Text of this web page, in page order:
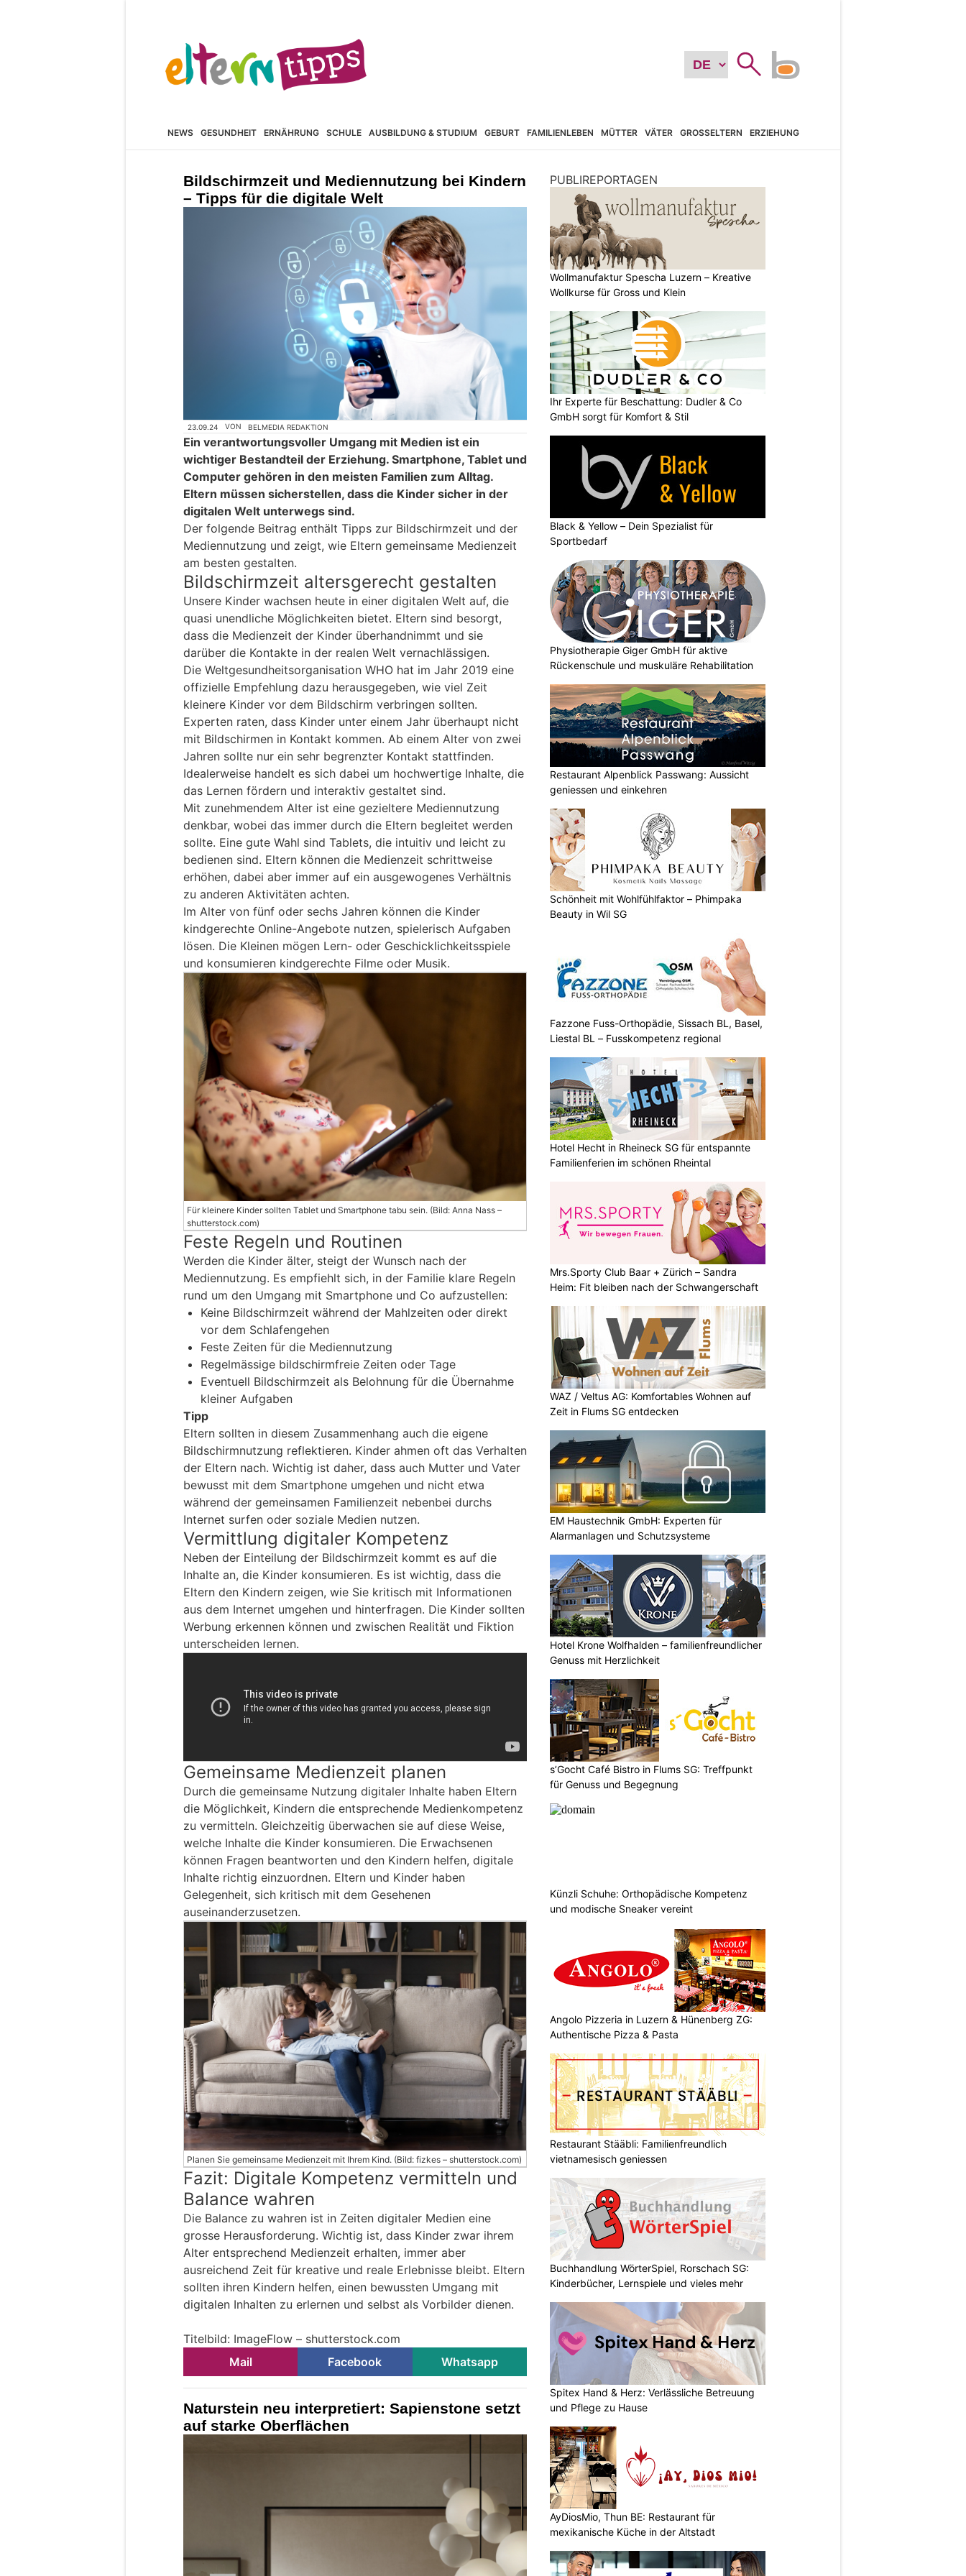
NEWS GESUNDHEIT ERNÄHRUNG SCHULE AUSBILDUNG & STUDIUM GEBURT FAMILIENLEBEN MÜTTER VÄTER GROSSELTERN ERZIEHUNG
Bildschirmzeit und Mediennutzung bei Kindern
– Tipps für die digitale Welt
23.09.24 VON BELMEDIA REDAKTION
Ein verantwortungsvoller Umgang mit Medien ist ein
wichtiger Bestandteil der Erziehung. Smartphone, Tablet und
Computer gehören in den meisten Familien zum Alltag.
Eltern müssen sicherstellen, dass die Kinder sicher in der
digitalen Welt unterwegs sind.
Der folgende Beitrag enthält Tipps zur Bildschirmzeit und der
Mediennutzung und zeigt, wie Eltern gemeinsame Medienzeit
am besten gestalten.
Bildschirmzeit altersgerecht gestalten
Unsere Kinder wachsen heute in einer digitalen Welt auf, die
quasi unendliche Möglichkeiten bietet. Eltern sind besorgt,
dass die Medienzeit der Kinder überhandnimmt und sie
darüber die Kontakte in der realen Welt vernachlässigen.
Die Weltgesundheitsorganisation WHO hat im Jahr 2019 eine
offizielle Empfehlung dazu herausgegeben, wie viel Zeit
kleinere Kinder vor dem Bildschirm verbringen sollten.
Experten raten, dass Kinder unter einem Jahr überhaupt nicht
mit Bildschirmen in Kontakt kommen. Ab einem Alter von zwei
Jahren sollte nur ein sehr begrenzter Kontakt stattfinden.
Idealerweise handelt es sich dabei um hochwertige Inhalte, die
das Lernen fördern und interaktiv gestaltet sind.
Mit zunehmendem Alter ist eine gezieltere Mediennutzung
denkbar, wobei das immer durch die Eltern begleitet werden
sollte. Eine gute Wahl sind Tablets, die intuitiv und leicht zu
bedienen sind. Eltern können die Medienzeit schrittweise
erhöhen, dabei aber immer auf ein ausgewogenes Verhältnis
zu anderen Aktivitäten achten.
Im Alter von fünf oder sechs Jahren können die Kinder
kindgerechte Online-Angebote nutzen, spielerisch Aufgaben
lösen. Die Kleinen mögen Lern- oder Geschicklichkeitsspiele
und konsumieren kindgerechte Filme oder Musik.
Für kleinere Kinder sollten Tablet und Smartphone tabu sein. (Bild: Anna Nass –
shutterstock.com)
Feste Regeln und Routinen
Werden die Kinder älter, steigt der Wunsch nach der
Mediennutzung. Es empfiehlt sich, in der Familie klare Regeln
rund um den Umgang mit Smartphone und Co aufzustellen:
Keine Bildschirmzeit während der Mahlzeiten oder direkt
vor dem Schlafengehen
Feste Zeiten für die Mediennutzung
Regelmässige bildschirmfreie Zeiten oder Tage
Eventuell Bildschirmzeit als Belohnung für die Übernahme
kleiner Aufgaben
Tipp
Eltern sollten in diesem Zusammenhang auch die eigene
Bildschirmnutzung reflektieren. Kinder ahmen oft das Verhalten
der Eltern nach. Wichtig ist daher, dass auch Mutter und Vater
bewusst mit dem Smartphone umgehen und nicht etwa
während der gemeinsamen Familienzeit nebenbei durchs
Internet surfen oder soziale Medien nutzen.
Vermittlung digitaler Kompetenz
Neben der Einteilung der Bildschirmzeit kommt es auf die
Inhalte an, die Kinder konsumieren. Es ist wichtig, dass die
Eltern den Kindern zeigen, wie Sie kritisch mit Informationen
aus dem Internet umgehen und hinterfragen. Die Kinder sollten
Werbung erkennen können und zwischen Realität und Fiktion
unterscheiden lernen.
Gemeinsame Medienzeit planen
Durch die gemeinsame Nutzung digitaler Inhalte haben Eltern
die Möglichkeit, Kindern die entsprechende Medienkompetenz
zu vermitteln. Gleichzeitig überwachen sie auf diese Weise,
welche Inhalte die Kinder konsumieren. Die Erwachsenen
können Fragen beantworten und den Kindern helfen, digitale
Inhalte richtig einzuordnen. Eltern und Kinder haben
Gelegenheit, sich kritisch mit dem Gesehenen
auseinanderzusetzen.
Planen Sie gemeinsame Medienzeit mit Ihrem Kind. (Bild: fizkes – shutterstock.com)
Fazit: Digitale Kompetenz vermitteln und
Balance wahren
Die Balance zu wahren ist in Zeiten digitaler Medien eine
grosse Herausforderung. Wichtig ist, dass Kinder zwar ihrem
Alter entsprechend Medienzeit erhalten, immer aber
ausreichend Zeit für kreative und reale Erlebnisse bleibt. Eltern
sollten ihren Kindern helfen, einen bewussten Umgang mit
digitalen Inhalten zu erlernen und selbst als Vorbilder dienen.
Titelbild: ImageFlow – shutterstock.com
Mail
Facebook Whatsapp
Naturstein neu interpretiert: Sapienstone setzt
auf starke Oberflächen
PUBLIREPORTAGEN
Wollmanufaktur Spescha Luzern – Kreative
Wollkurse für Gross und Klein
Ihr Experte für Beschattung: Dudler & Co
GmbH sorgt für Komfort & Stil
Black & Yellow – Dein Spezialist für
Sportbedarf
Physiotherapie Giger GmbH für aktive
Rückenschule und muskuläre Rehabilitation
Restaurant Alpenblick Passwang: Aussicht
geniessen und einkehren
Schönheit mit Wohlfühlfaktor – Phimpaka
Beauty in Wil SG
Fazzone Fuss-Orthopädie, Sissach BL, Basel,
Liestal BL – Fusskompetenz regional
Hotel Hecht in Rheineck SG für entspannte
Familienferien im schönen Rheintal
Mrs.Sporty Club Baar + Zürich – Sandra
Heim: Fit bleiben nach der Schwangerschaft
WAZ / Veltus AG: Komfortables Wohnen auf
Zeit in Flums SG entdecken
EM Haustechnik GmbH: Experten für
Alarmanlagen und Schutzsysteme
Hotel Krone Wolfhalden – familienfreundlicher
Genuss mit Herzlichkeit
s’Gocht Café Bistro in Flums SG: Treffpunkt
für Genuss und Begegnung
Künzli Schuhe: Orthopädische Kompetenz
und modische Sneaker vereint
Angolo Pizzeria in Luzern & Hünenberg ZG:
Authentische Pizza & Pasta
Restaurant Stääbli: Familienfreundlich
vietnamesisch geniessen
Buchhandlung WörterSpiel, Rorschach SG:
Kinderbücher, Lernspiele und vieles mehr
Spitex Hand & Herz: Verlässliche Betreuung
und Pflege zu Hause
AyDiosMio, Thun BE: Restaurant für
mexikanische Küche in der Altstadt